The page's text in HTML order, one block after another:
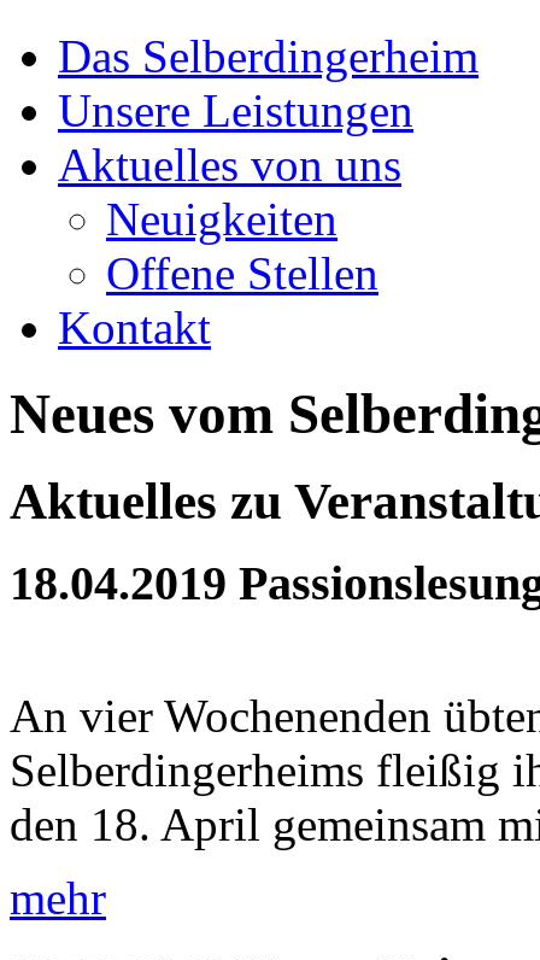
Das Selberdingerheim
Unsere Leistungen
Aktuelles von uns
Neuigkeiten
Offene Stellen
Kontakt
Neues vom
Aktuelles zu
18.04.2019
An vier Wochenenden
Selberdingerheims fleißig
den 18. April gemeinsam
mehr